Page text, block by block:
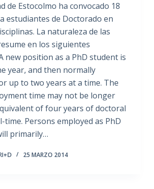
de Estocolmo ha convocado 18
estudiantes de Doctorado en
La naturaleza de las
en los siguientes
new position as a PhD student is
year, and then normally
up to two years at a time. The
time may not be longer
of four years of doctoral
time. Persons employed as PhD
primarily…
25 MARZO 2014